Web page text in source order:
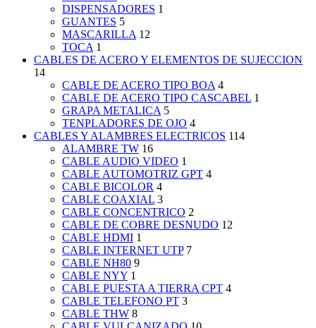
DISPENSADORES 1
GUANTES 5
MASCARILLA 12
TOCA 1
CABLES DE ACERO Y ELEMENTOS DE SUJECCION
14
CABLE DE ACERO TIPO BOA 4
CABLE DE ACERO TIPO CASCABEL 1
GRAPA METALICA 5
TENPLADORES DE OJO 4
CABLES Y ALAMBRES ELECTRICOS 114
ALAMBRE TW 16
CABLE AUDIO VIDEO 1
CABLE AUTOMOTRIZ GPT 4
CABLE BICOLOR 4
CABLE COAXIAL 3
CABLE CONCENTRICO 2
CABLE DE COBRE DESNUDO 12
CABLE HDMI 1
CABLE INTERNET UTP 7
CABLE NH80 9
CABLE NYY 1
CABLE PUESTA A TIERRA CPT 4
CABLE TELEFONO PT 3
CABLE THW 8